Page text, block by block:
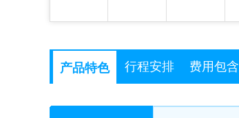
产品特色 行程安排 费用包含